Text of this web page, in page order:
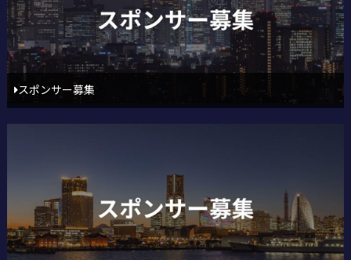
スポンサー募集